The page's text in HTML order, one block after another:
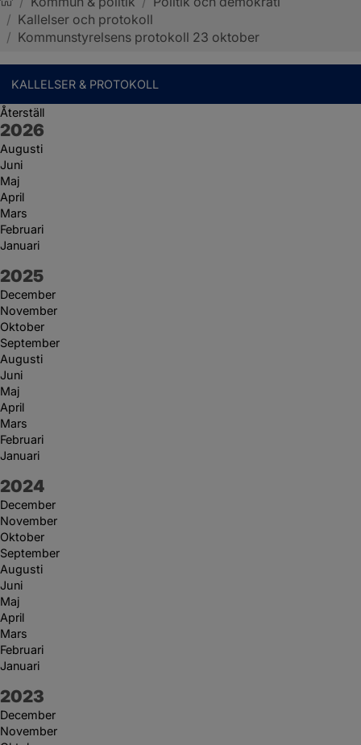
Sotenäs kommun
/ Kallelser och protokoll
/ Kommunstyrelsens protokoll 23 oktober
KALLELSER & PROTOKOLL
Återställ
År:
2026
Augusti
Juni
Maj
April
Mars
Februari
Januari
År:
2025
December
November
Oktober
September
Augusti
Juni
Maj
April
Mars
Februari
Januari
År:
2024
December
November
Oktober
September
Augusti
Juni
Maj
April
Mars
Februari
Januari
År:
2023
December
November